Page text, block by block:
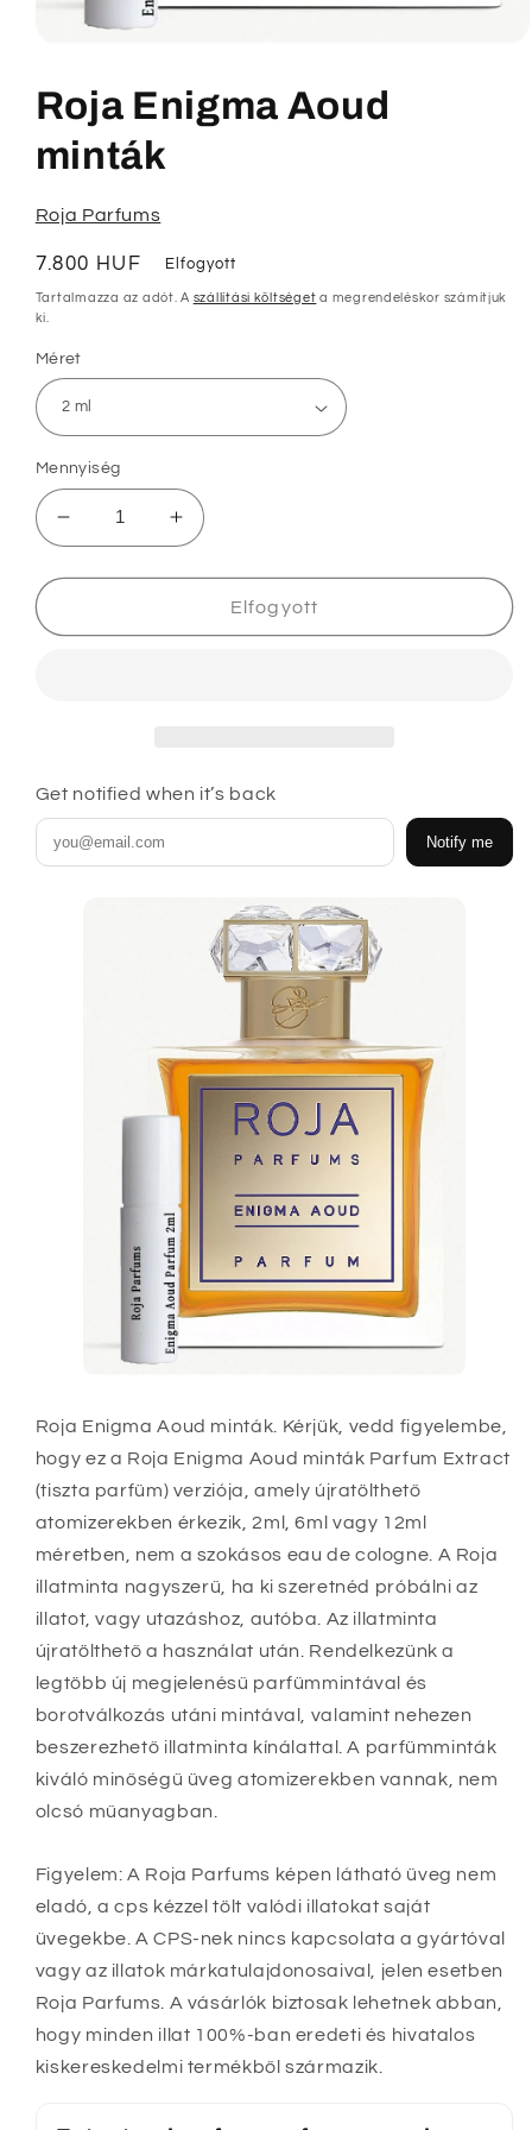
megnyitása
modális
párbeszédpanelen
Roja Enigma Aoud
minták
Roja Parfums
Normál
ár
7.800 HUF Elfogyott
Tartalmazza az adót. A szállítási költséget a megrendeléskor számítjuk
ki.
Méret
Mennyiség
Enigma
Aoud
mennyiségének
Roja
Enigma
Aoud
minták
mennyiségének
Elfogyott
Get notified when it’s back
Notify me
Roja Enigma Aoud minták. Kérjük, vedd figyelembe,
hogy ez a Roja Enigma Aoud minták Parfum Extract
(tiszta parfüm) verziója, amely újratölthető
atomizerekben érkezik, 2ml, 6ml vagy 12ml
méretben, nem a szokásos eau de cologne . A Roja
illatminta nagyszerű, ha ki szeretnéd próbálni az
illatot, vagy utazáshoz, autóba. Az illatminta
újratölthető a használat után. Rendelkezünk a
legtöbb új megjelenésű parfümmintával és
borotválkozás utáni mintával, valamint nehezen
beszerezhető illatminta kínálattal. A parfümminták
kiváló minőségű üveg atomizerekben vannak, nem
olcsó műanyagban.
Figyelem: A Roja Parfums képen látható üveg nem
eladó, a cps kézzel tölt valódi illatokat saját
üvegekbe. A CPS-nek nincs kapcsolata a gyártóval
vagy az illatok márkatulajdonosaival, jelen esetben
Roja Parfums. A vásárlók biztosak lehetnek abban,
hogy minden illat 100%-ban eredeti és hivatalos
kiskereskedelmi termékből származik.